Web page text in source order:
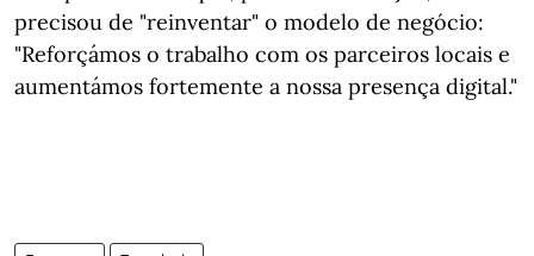
precisou de "reinventar" o modelo de negócio:
"Reforçámos o trabalho com os parceiros locais e
aumentámos fortemente a nossa presença digital."